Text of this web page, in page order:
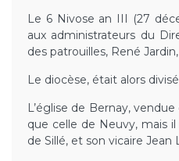
Le 6 Nivose an III (27
aux administrateurs du
des patrouilles, René
Le diocèse, était alors
L’église de Bernay,
que celle de Neuvy, mais
de Sillé, et son vicaire